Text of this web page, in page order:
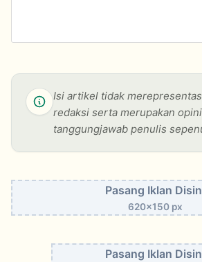
Isi artikel tidak
redaksi serta merupakan
tanggungjawab penulis
Pasang Iklan
620x150 px
Pasang Iklan